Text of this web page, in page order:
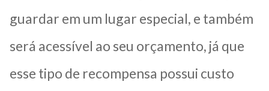
guardar em um lugar especial, e também
será acessível ao seu orçamento, já que
esse tipo de recompensa possui custo